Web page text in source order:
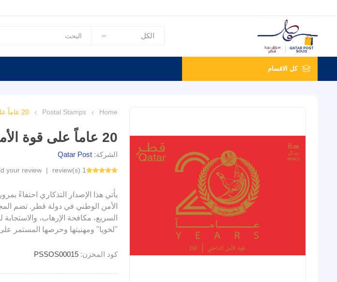
كل الاقسام
Home
Postal Stamps 20 عاماً على قوة الأمن الداخلي (لخويا) - بطاقة تذكارية
20 عاماً على قوة الأمن الداخلي (لخويا) - بطاقة تذكارية
الشركة: Qatar Post
1 review(s)
|
your review
الأمن الوطني في دولة قطر. تضم
السريع، مكافحة الإرهاب،
"لخويا" ومهنيتها وحرصها المستمر
كود المخزن: PSSOS00015